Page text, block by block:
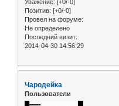
Уважение: [+0/-0]
Позитив: [+0/-0]
Провел на форуме:
Не определено
Последний визит:
2014-04-30 14:56:29
Чародейка
Пользователи